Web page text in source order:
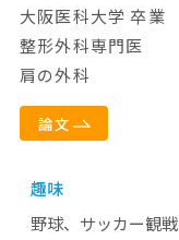
大阪医科大学 卒業
整形外科専門医
肩の外科
論文
趣味
野球、サッカー観戦